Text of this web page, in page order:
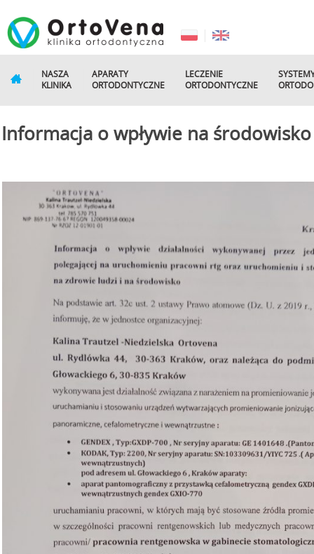
NASZA
KLINIKA
APARATY
ORTODONTYCZNE
LECZENIE
ORTODONTYCZNE
Informacja o wpływie na środowisko